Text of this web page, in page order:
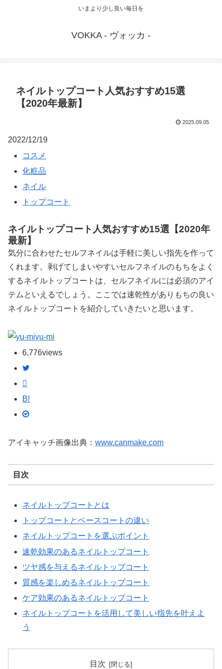
いまより少し良い毎日を
VOKKA - ヴォッカ -
ネイルトップコート人気おすすめ15選
【2020年最新】
2025.09.05
2022/12/19
コスメ
化粧品
ネイル
トップコート
ネイルトップコート人気おすすめ15選【2020年
最新】
気分に合わせたセルフネイルは手軽に美しい指先を作って
くれます。剥げてしまいやすいセルフネイルのもちをよく
するネイルトップコートは、セルフネイルには必須のアイ
テムといえるでしょう。ここでは速乾性がありもちの良い
ネイルトップコートを紹介していきたいと思います。
yu-mi
6,776views
B!
アイキャッチ画像出典： www.canmake.com
目次
ネイルトップコートとは
トップコートとベースコートの違い
ネイルトップコートを選ぶポイント
速乾効果のあるネイルトップコート
ツヤ感を与えるネイルトップコート
質感を楽しめるネイルトップコート
ケア効果のあるネイルトップコート
ネイルトップコートを活用して美しい指先を叶えよ
う
目次